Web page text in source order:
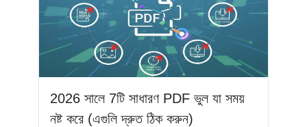
2026 সালে 7টি সাধারণ PDF ভুল যা সময়
নষ্ট করে (এগুলি দ্রুত ঠিক করুন)